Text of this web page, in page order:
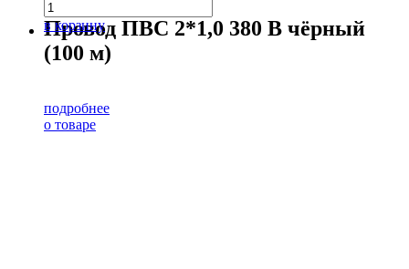
в корзину
Провод ПВС 2*1,0 380 В чёрный
(100 м)
подробнее
о товаре